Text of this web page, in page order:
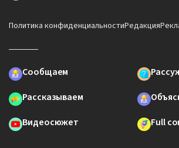
Политика конфиденциальностиРедакция
Сообщаем
Рассказываем
Видеосюжет
Full